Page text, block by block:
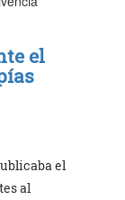
el
el
al